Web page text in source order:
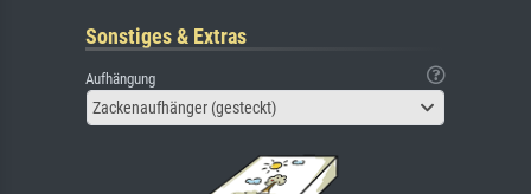
Sonstiges & Extras
Aufhängung
Zackenaufhänger (gesteckt)